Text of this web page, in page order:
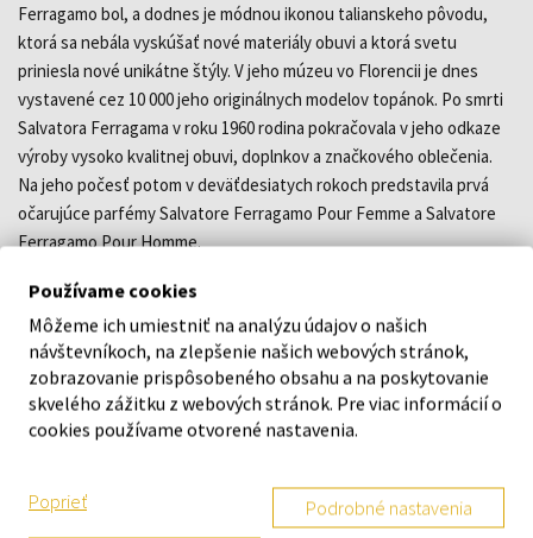
Ferragamo bol, a dodnes je módnou ikonou talianskeho pôvodu,
ktorá sa nebála vyskúšať nové materiály obuvi a ktorá svetu
priniesla nové unikátne štýly. V jeho múzeu vo Florencii je dnes
vystavené cez 10 000 jeho originálnych modelov topánok. Po smrti
Salvatora Ferragama v roku 1960 rodina pokračovala v jeho odkaze
výroby vysoko kvalitnej obuvi, doplnkov a značkového oblečenia.
Na jeho počesť potom v deväťdesiatych rokoch predstavila prvá
očarujúce parfémy Salvatore Ferragamo Pour Femme a Salvatore
Ferragamo Pour Homme.
DETAILY
O ZNAČKE
Náš výber na mieru presne pre
Používame cookies
Môžeme ich umiestniť na analýzu údajov o našich
návštevníkoch, na zlepšenie našich webových stránok,
zobrazovanie prispôsobeného obsahu a na poskytovanie
skvelého zážitku z webových stránok. Pre viac informácií o
cookies používame otvorené nastavenia.
Poprieť Podrobné nastavenia